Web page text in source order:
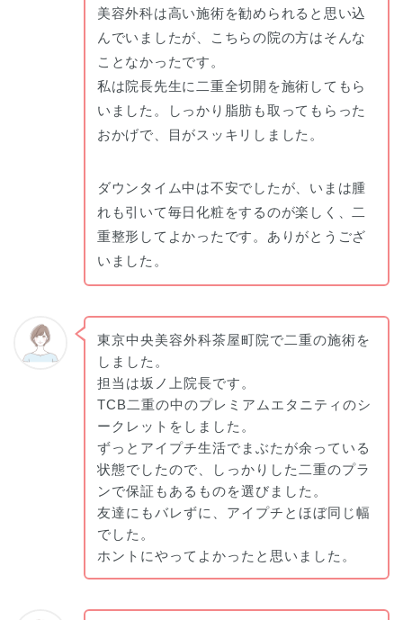
美容外科は高い施術を勧められると思い込
んでいましたが、こちらの院の方はそんな
ことなかったです。
私は院長先生に二重全切開を施術してもら
いました。しっかり脂肪も取ってもらった
おかげで、目がスッキリしました。
ダウンタイム中は不安でしたが、いまは腫
れも引いて毎日化粧をするのが楽しく、二
重整形してよかったです。ありがとうござ
いました。
東京中央美容外科茶屋町院で二重の施術を
しました。
担当は坂ノ上院長です。
TCB二重の中のプレミアムエタニティのシ
ークレットをしました。
ずっとアイプチ生活でまぶたが余っている
状態でしたので、しっかりした二重のプラ
ンで保証もあるものを選びました。
友達にもバレずに、アイプチとほぼ同じ幅
でした。
ホントにやってよかったと思いました。